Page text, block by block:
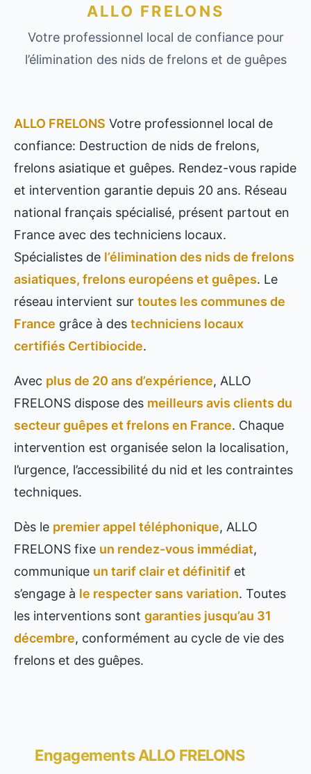
ALLO FRELONS
Votre professionnel local de confiance pour
l’élimination des nids de frelons et de guêpes
ALLO FRELONS Votre professionnel local de
confiance: Destruction de nids de frelons,
frelons asiatique et guêpes. Rendez-vous rapide
et intervention garantie depuis 20 ans. Réseau
national français spécialisé, présent partout en
France avec des techniciens locaux.
Spécialistes de l’élimination des nids de frelons
asiatiques, frelons européens et guêpes. Le
réseau intervient sur toutes les communes de
France grâce à des techniciens locaux
certifiés Certibiocide.
Avec plus de 20 ans d’expérience, ALLO
FRELONS dispose des meilleurs avis clients du
secteur guêpes et frelons en France. Chaque
intervention est organisée selon la localisation,
l’urgence, l’accessibilité du nid et les contraintes
techniques.
Dès le premier appel téléphonique, ALLO
FRELONS fixe un rendez-vous immédiat,
communique un tarif clair et définitif et
s’engage à le respecter sans variation. Toutes
les interventions sont garanties jusqu’au 31
décembre, conformément au cycle de vie des
frelons et des guêpes.
Engagements ALLO FRELONS